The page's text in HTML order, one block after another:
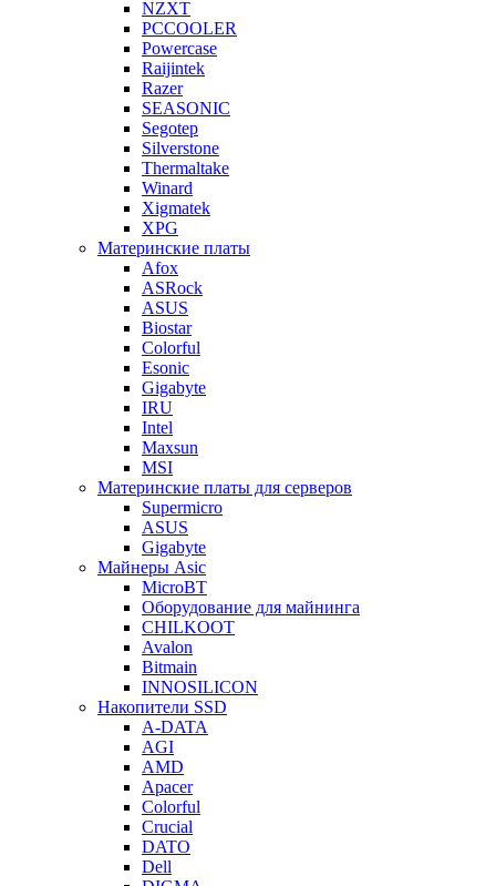
NZXT
PCCOOLER
Powercase
Raijintek
Razer
SEASONIC
Segotep
Silverstone
Thermaltake
Winard
Xigmatek
XPG
Материнские платы
Afox
ASRock
ASUS
Biostar
Colorful
Esonic
Gigabyte
IRU
Intel
Maxsun
MSI
Материнские платы для серверов
Supermicro
ASUS
Gigabyte
Майнеры Asic
MicroBT
Оборудование для майнинга
CHILKOOT
Avalon
Bitmain
INNOSILICON
Накопители SSD
A-DATA
AGI
AMD
Apacer
Colorful
Crucial
DATO
Dell